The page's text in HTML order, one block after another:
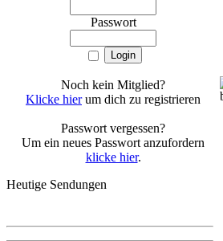
Passwort
Noch kein Mitglied?
Klicke hierum dich zu registrieren
Passwort vergessen?
Um ein neues Passwort anzufordern
klicke hier.
Heutige Sendungen